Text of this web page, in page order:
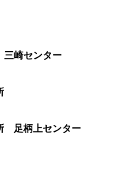
崎センター
足柄上センター